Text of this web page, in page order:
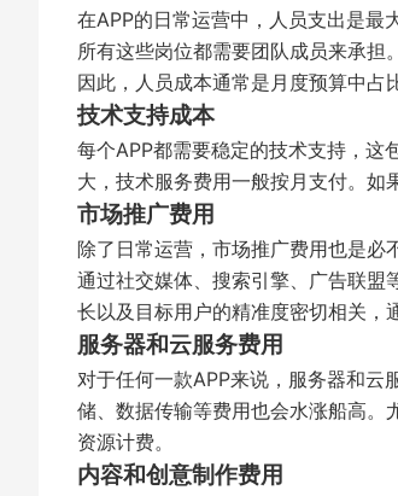
在APP的日常运营中，人员支出是最
所有这些岗位都需要团队成员来承担
因此，人员成本通常是月度预算中占
技术支持成本
每个APP都需要稳定的技术支持，这
大，技术服务费用一般按月支付。如
市场推广费用
除了日常运营，市场推广费用也是必
通过社交媒体、搜索引擎、广告联盟
长以及目标用户的精准度密切相关，
服务器和云服务费用
对于任何一款APP来说，服务器和云
储、数据传输等费用也会水涨船高。
资源计费。
内容和创意制作费用